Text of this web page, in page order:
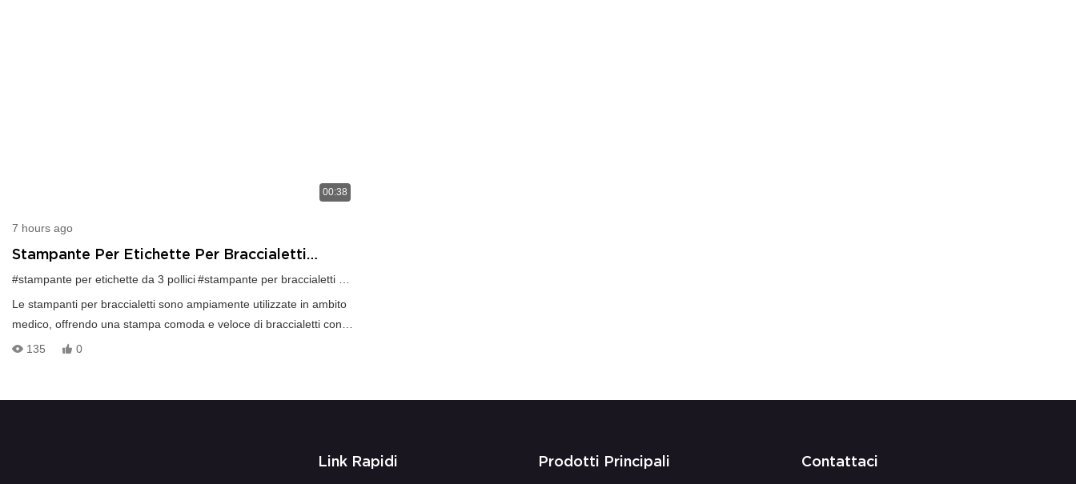
00:38
7 hours ago
Stampante Per Etichette Per Braccialetti
Medicali Da 80 Mm HOP-HL80
#stampante per etichette da 3 pollici#stampante per braccialetti da 80 mm
Le stampanti per braccialetti sono ampiamente utilizzate in ambito
medico, offrendo una stampa comoda e veloce di braccialetti con
un funzionamento semplice. WhatsApp: +86 18859251634
135 0
Link Rapidi Prodotti Principali Contattaci